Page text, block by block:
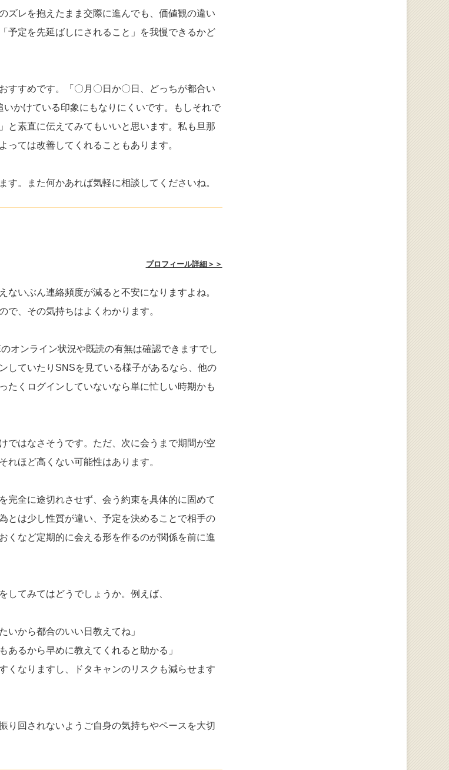
ズレを抱えたまま交際に進んでも、価値観の違い
予定を先延ばしにされること」を我慢できるかど
すすめです。「〇月〇日か〇日、どっちが都合い
かけている印象にもなりにくいです。もしそれで
と素直に伝えてみてもいいと思います。私も旦那
ては改善してくれることもあります。
。また何かあれば気軽に相談してくださいね。
プロフィール詳細＞＞
いぶん連絡頻度が減ると不安になりますよね。
、その気持ちはよくわかります。
オンライン状況や既読の有無は確認できますでし
していたりSNSを見ている様子があるなら、他の
たくログインしていないなら単に忙しい時期かも
ではなさそうです。ただ、次に会うまで期間が空
れほど高くない可能性はあります。
完全に途切れさせず、会う約束を具体的に固めて
とは少し性質が違い、予定を決めることで相手の
くなど定期的に会える形を作るのが関係を前に進
してみてはどうでしょうか。例えば、
いから都合のいい日教えてね」
あるから早めに教えてくれると助かる」
くなりますし、ドタキャンのリスクも減らせます
り回されないようご自身の気持ちやペースを大切